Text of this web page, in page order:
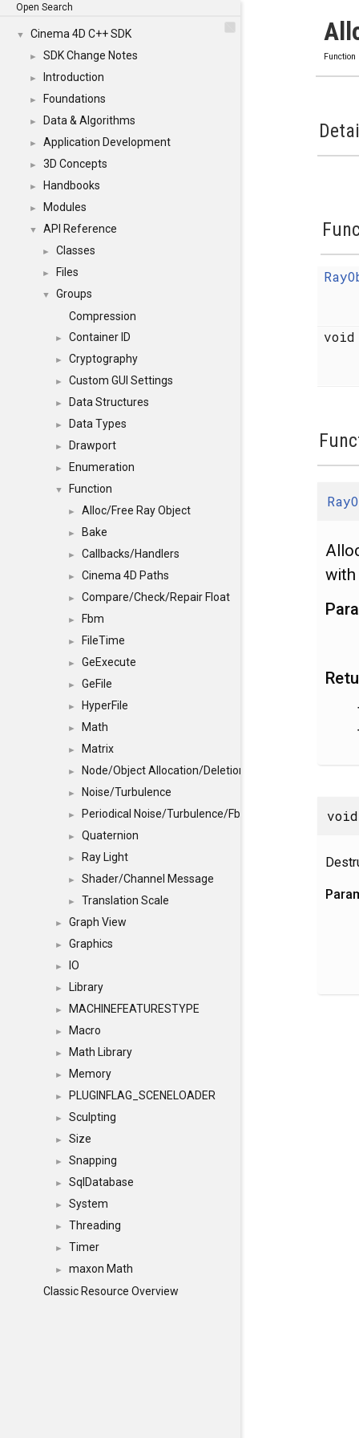
Open Search
▼ Cinema 4D C++ SDK
► SDK Change Notes
► Introduction
► Foundations
► Data & Algorithms
► Application Development
► 3D Concepts
► Handbooks
► Modules
▼ API Reference
► Classes
► Files
▼
Groups
Compression
► Container ID
► Cryptography
► Custom GUI Settings
► Data Structures
► Data Types
► Drawport
► Enumeration
▼ Function
► Alloc/Free Ray Object
► Bake
► Callbacks/Handlers
► Cinema 4D Paths
► Compare/Check/Repair Float
► Fbm
► FileTime
► GeExecute
► GeFile
► HyperFile
► Math
► Matrix
► Node/Object Allocation/Deletion
► Noise/Turbulence
► Periodical Noise/Turbulence/Fbm
► Quaternion
► Ray Light
► Shader/Channel Message
► Translation Scale
► Graph View
► Graphics
► IO
► Library
► MACHINEFEATURESTYPE
► Macro
► Math Library
► Memory
► PLUGINFLAG_SCENELOADER
► Sculpting
► Size
► Snapping
► SqlDatabase
► System
► Threading
► Timer
►
maxon Math
Classic Resource Overview
Function